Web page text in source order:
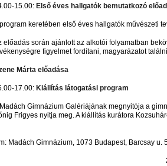
15.00: Első éves
keretében első éves hallgatók művészeti
előadás során ajánlott az alkotói folyamatban
figyelmet
17.00: Kiállítás látogatási program
Gimnázium Galériájának megnyitója a
Frigyes nyitja meg. A
Madách Gimnázium, 1073 Budapest, Barcsay u.